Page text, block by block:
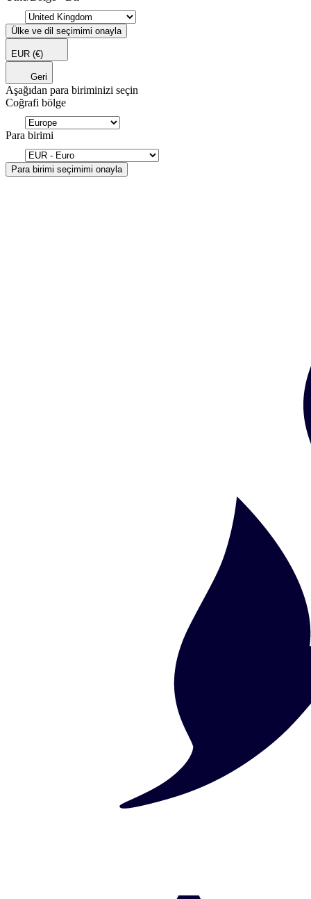
Ülke ve dil seçimimi onayla
EUR (€)
Geri
Aşağıdan para biriminizi seçin
Coğrafi bölge
Para birimi
Para birimi seçimimi onayla